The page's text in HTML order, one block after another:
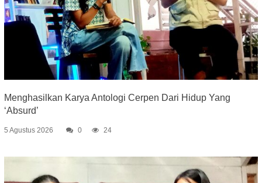
Menghasilkan Karya Antologi Cerpen Dari Hidup Yang
‘Absurd’
5 Agustus 2026 0 24